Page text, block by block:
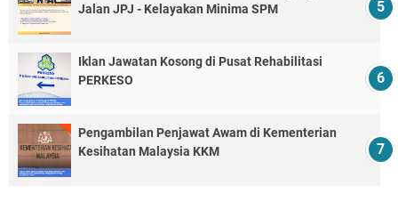
Jalan JPJ - Kelayakan Minima SPM
Iklan Jawatan Kosong di Pusat Rehabilitasi
PERKESO
Pengambilan Penjawat Awam di Kementerian
Kesihatan Malaysia KKM